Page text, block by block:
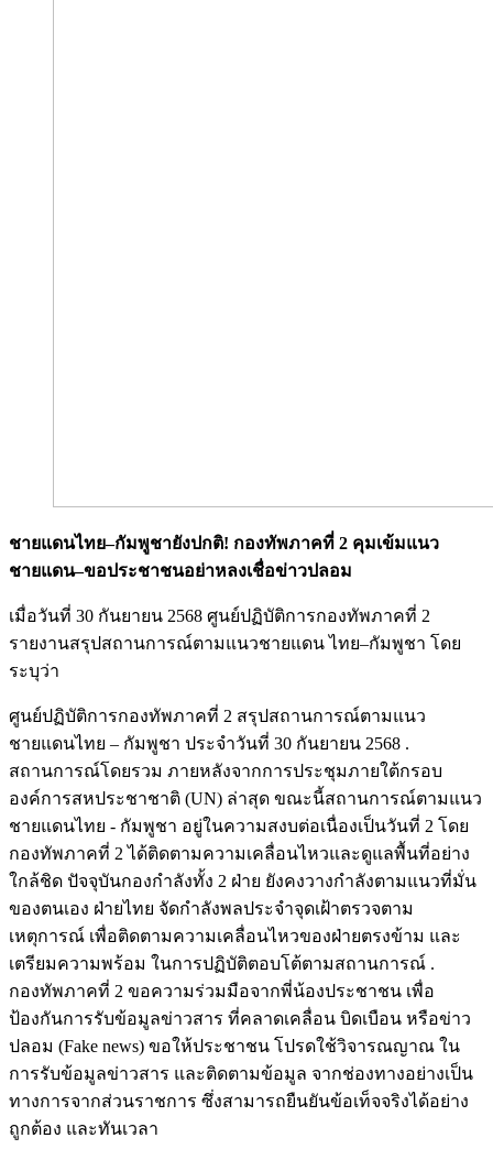
ชายแดนไทย–กัมพูชายังปกติ! กองทัพภาคที่ 2 คุมเข้มแนว
ชายแดน–ขอประชาชนอย่าหลงเชื่อข่าวปลอม
เมื่อวันที่ 30 กันยายน 2568 ศูนย์ปฏิบัติการกองทัพภาคที่ 2
รายงานสรุปสถานการณ์ตามแนวชายแดน ไทย–กัมพูชา โดย
ระบุว่า
ศูนย์ปฏิบัติการกองทัพภาคที่ 2 สรุปสถานการณ์ตามแนว
ชายแดนไทย – กัมพูชา ประจำวันที่ 30 กันยายน 2568 .
สถานการณ์โดยรวม ภายหลังจากการประชุมภายใต้กรอบ
องค์การสหประชาชาติ (UN) ล่าสุด ขณะนี้สถานการณ์ตามแนว
ชายแดนไทย - กัมพูชา อยู่ในความสงบต่อเนื่องเป็นวันที่ 2 โดย
กองทัพภาคที่ 2 ได้ติดตามความเคลื่อนไหวและดูแลพื้นที่อย่าง
ใกล้ชิด ปัจจุบันกองกำลังทั้ง 2 ฝ่าย ยังคงวางกำลังตามแนวที่มั่น
ของตนเอง ฝ่ายไทย จัดกำลังพลประจำจุดเฝ้าตรวจตาม
เหตุการณ์ เพื่อติดตามความเคลื่อนไหวของฝ่ายตรงข้าม และ
เตรียมความพร้อม ในการปฏิบัติตอบโต้ตามสถานการณ์ .
กองทัพภาคที่ 2 ขอความร่วมมือจากพี่น้องประชาชน เพื่อ
ป้องกันการรับข้อมูลข่าวสาร ที่คลาดเคลื่อน บิดเบือน หรือข่าว
ปลอม (Fake news) ขอให้ประชาชน โปรดใช้วิจารณญาณ ใน
การรับข้อมูลข่าวสาร และติดตามข้อมูล จากช่องทางอย่างเป็น
ทางการจากส่วนราชการ ซึ่งสามารถยืนยันข้อเท็จจริงได้อย่าง
ถูกต้อง และทันเวลา